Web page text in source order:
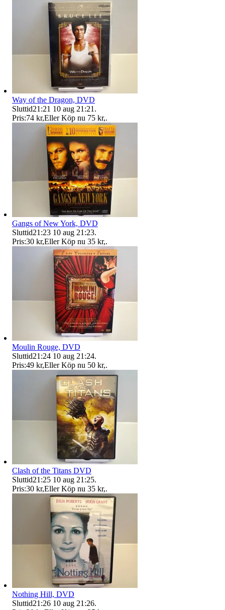
Way of the Dragon, DVD
Sluttid21:21 10 aug 21:21 .
Pris:74 kr,Eller Köp nu 75 kr,.
Gangs of New York, DVD
Sluttid21:23 10 aug 21:23.
Pris:30 kr,Eller Köp nu 35 kr,.
Moulin Rouge, DVD
Sluttid21:24 10 aug 21:24.
Pris:49 kr,Eller Köp nu 50 kr,.
Clash of the Titans DVD
Sluttid21:25 10 aug 21:25.
Pris:30 kr,Eller Köp nu 35 kr,.
Nothing Hill, DVD
Sluttid21:26 10 aug 21:26.